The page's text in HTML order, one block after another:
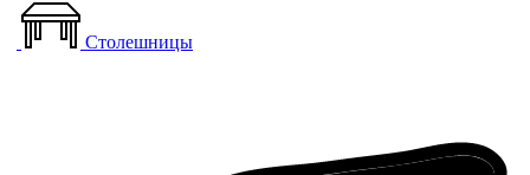
Столешницы